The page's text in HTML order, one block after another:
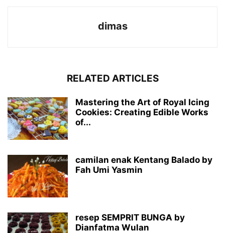
dimas
RELATED ARTICLES
Mastering the Art of Royal Icing
Cookies: Creating Edible Works
of...
camilan enak Kentang Balado by
Fah Umi Yasmin
resep SEMPRIT BUNGA by
Dianfatma Wulan